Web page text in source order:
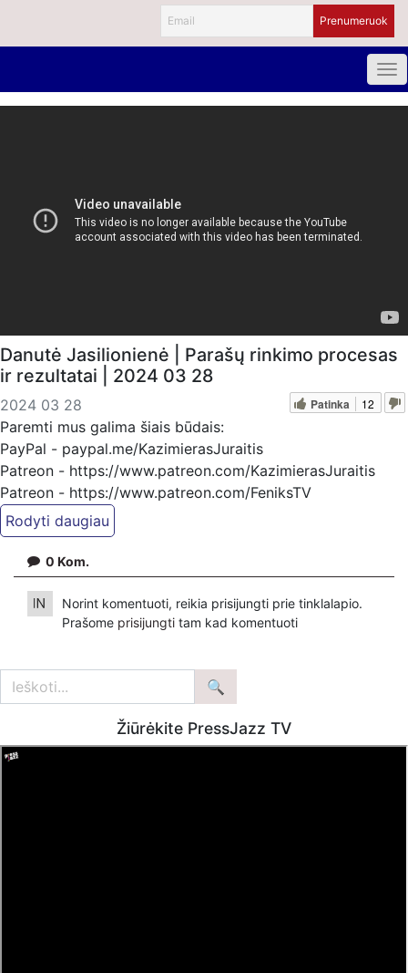
Danutė Jasilionienė | Parašų rinkimo procesas
ir rezultatai | 2024 03 28
2024 03 28 Patinka 12
Paremti mus galima šiais būdais:
PayPal - paypal.me/KazimierasJuraitis
Patreon - https://www.patreon.com/KazimierasJuraitis
Patreon - https://www.patreon.com/FeniksTV
Bankiniu pavedimu - Gavėjas - Kazimieras Juraitis,
Bankas MONESE, SWIFT (BIC) kodas PESOBEB1
0 Kom.
Norint komentuoti, reikia prisijungti prie tinklalapio.
Prašome prisijungti tam kad komentuoti
Žiūrėkite PressJazz TV